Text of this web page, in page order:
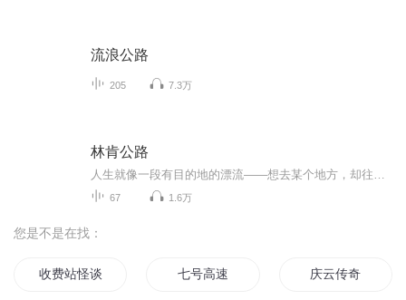
流浪公路
205 7.3万
林肯公路
67 1.6万
您是不是在找：
收费站怪谈 七号高速 庆云传奇